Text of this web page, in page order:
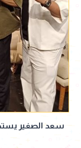
سعد الصغير